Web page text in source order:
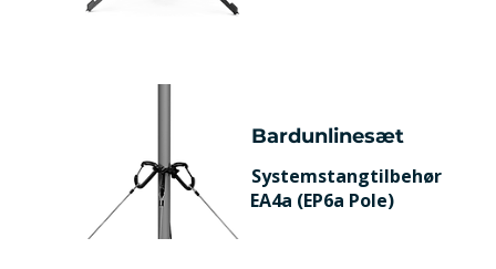
Bardunlinesæt
Systemstangtilbehør
EA4a (EP6a Pole)